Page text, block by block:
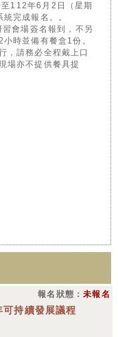
112年6月2日（星期
完成報名。。
會場簽名報到，不另
時並備有餐盒1份。
，請務必全程戴上口
場亦不提供餐具提
報名狀態：未報名
持續發展議程